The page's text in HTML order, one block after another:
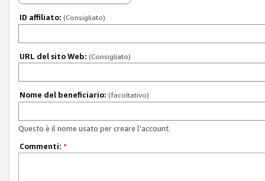
ID affiliato: (Consigliato)
URL del sito Web: (Consigliato)
Nome del beneficiario: (facoltativo)
Questo è il nome usato per creare l'account.
Commenti: *